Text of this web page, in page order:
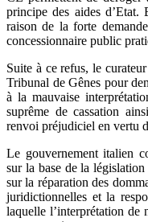
principe des aides d’Etat.
raison de la forte
concessionnaire public
Suite à ce refus, le
Tribunal de Gênes pour
à la mauvaise
suprême de cassation
renvoi préjudiciel en vertu
Le gouvernement italien
sur la base de la
sur la réparation des
juridictionnelles et la
laquelle l’interprétation de